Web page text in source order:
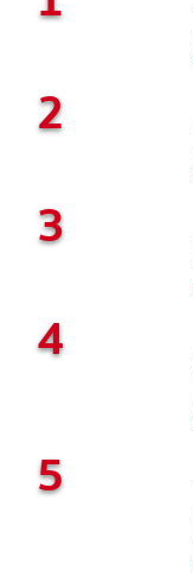
2
3
4
5